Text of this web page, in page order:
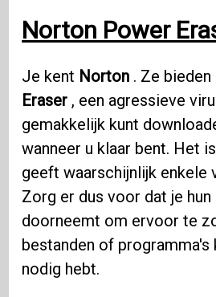
Norton Power
Je kent Norton . Ze bieden
Eraser , een agressieve
gemakkelijk kunt
wanneer u klaar bent. Het
geeft waarschijnlijk enkele
Zorg er dus voor dat je
doorneemt om ervoor te
bestanden of
nodig hebt.